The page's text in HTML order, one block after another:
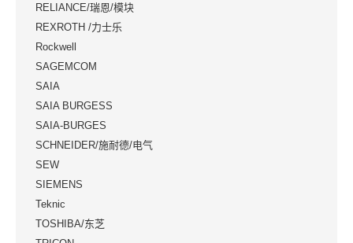
RELIANCE/瑞恩/模块
REXROTH /力士乐
Rockwell
SAGEMCOM
SAIA
SAIA BURGESS
SAIA-BURGES
SCHNEIDER/施耐德/电气
SEW
SIEMENS
Teknic
TOSHIBA/东芝